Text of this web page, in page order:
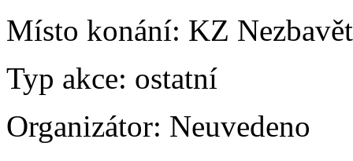
Místo konání: KZ
Typ akce: ostatní
Organizátor: Neuvedeno